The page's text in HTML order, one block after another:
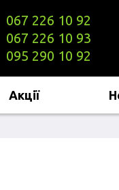
067 226 10 92
067 226 10 93
095 290 10 92
Акції